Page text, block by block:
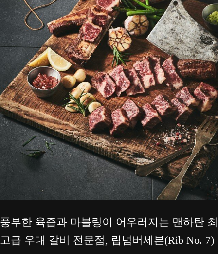
풍부한 육즙과 마블링이 어우러지는 맨하탄 최
고급 우대 갈비 전문점, 립넘버세븐(Rib No. 7)